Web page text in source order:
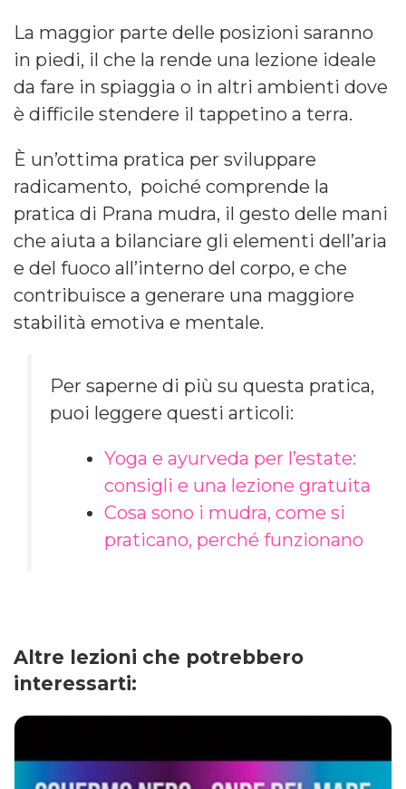
La maggior parte delle posizioni saranno
in piedi, il che la rende una lezione ideale
da fare in spiaggia o in altri ambienti dove
è difficile stendere il tappetino a terra.
È un’ottima pratica per sviluppare
radicamento, poiché comprende la
pratica di Prana mudra, il gesto delle mani
che aiuta a bilanciare gli elementi dell’aria
e del fuoco all’interno del corpo, e che
contribuisce a generare una maggiore
stabilità emotiva e mentale.
Per saperne di più su questa pratica,
puoi leggere questi articoli:
Yoga e ayurveda per l’estate:
consigli e una lezione gratuita
Cosa sono i mudra, come si
praticano, perché funzionano
Altre lezioni che potrebbero
interessarti: